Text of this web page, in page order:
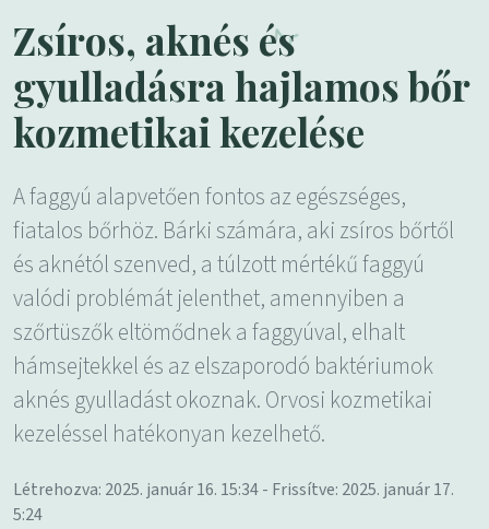
Zsíros, aknés és
gyulladásra hajlamos bőr
kozmetikai kezelése
A faggyú alapvetően fontos az egészséges,
fiatalos bőrhöz. Bárki számára, aki zsíros bőrtől
és aknétól szenved, a túlzott mértékű faggyú
valódi problémát jelenthet, amennyiben a
szőrtüszők eltömődnek a faggyúval, elhalt
hámsejtekkel és az elszaporodó baktériumok
aknés gyulladást okoznak. Orvosi kozmetikai
kezeléssel hatékonyan kezelhető.
Létrehozva: 2025. január 16. 15:34 - Frissítve: 2025. január 17.
5:24